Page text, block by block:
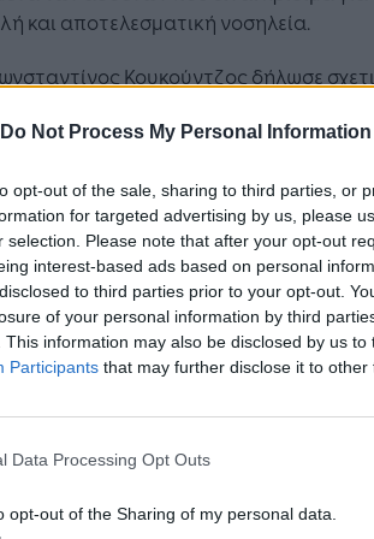
Do Not Process My Personal Information
opt-out of the sale, sharing to third parties, or
for targeted advertising by us, please
selection. Please note that after your opt-out
interest-based ads based on personal
to third parties prior to your opt-out.
of your personal information by third
This information may also be disclosed by us
Participants that may further disclose it to other
Data Processing Opt Outs
opt-out of the Sharing of my personal data.
και αποτελεσματική νοσηλεία.
Κουκούντζος δήλωσε
ευθύνης απέναντι στην κοινωνία
προσπάθεια της πολιτείας για την
της πρωτοφανούς
του COVID-19, προχωρήσαμε στη
ηλεκτρικών κλινών ΜΕΘ προς το
Υγείας. Ελπίζουμε, ωστόσο ότι με
της κατάστασης από την
αυτές να μην χρειαστεί να
ΓΝ Νοσημάτων Θώρακος Αθηνών
Πώς
στην εποχή
Η ομάδα σου